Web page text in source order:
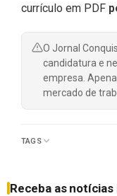
currículo em PDF
O Jornal
candidatura e
empresa.
mercado de
TAGS
Receba as